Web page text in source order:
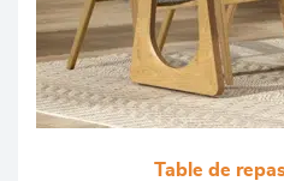
Table de